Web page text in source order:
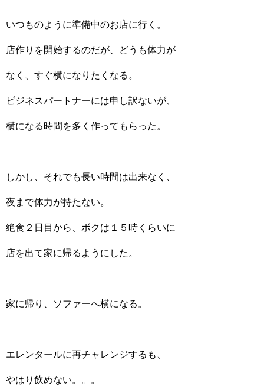
いつものように準備中のお店に行く。
店作りを開始するのだが、どうも体力が
なく、すぐ横になりたくなる。
ビジネスパートナーには申し訳ないが、
横になる時間を多く作ってもらった。
しかし、それでも長い時間は出来なく、
夜まで体力が持たない。
絶食２日目から、ボクは１５時くらいに
店を出て家に帰るようにした。
家に帰り、ソファーへ横になる。
エレンタールに再チャレンジするも、
やはり飲めない。。。